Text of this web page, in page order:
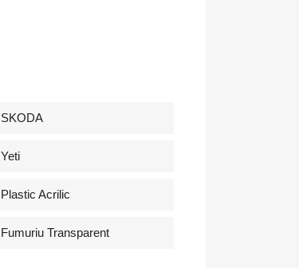
SKODA
Yeti
Plastic Acrilic
Fumuriu Transparent